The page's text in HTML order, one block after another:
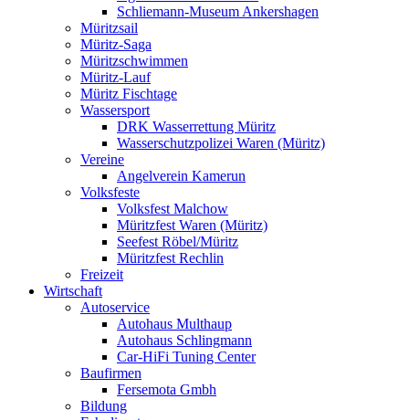
Schliemann-Museum Ankershagen
Müritzsail
Müritz-Saga
Müritzschwimmen
Müritz-Lauf
Müritz Fischtage
Wassersport
DRK Wasserrettung Müritz
Wasserschutzpolizei Waren (Müritz)
Vereine
Angelverein Kamerun
Volksfeste
Volksfest Malchow
Müritzfest Waren (Müritz)
Seefest Röbel/Müritz
Müritzfest Rechlin
Freizeit
Wirtschaft
Autoservice
Autohaus Multhaup
Autohaus Schlingmann
Car-HiFi Tuning Center
Baufirmen
Fersemota Gmbh
Bildung